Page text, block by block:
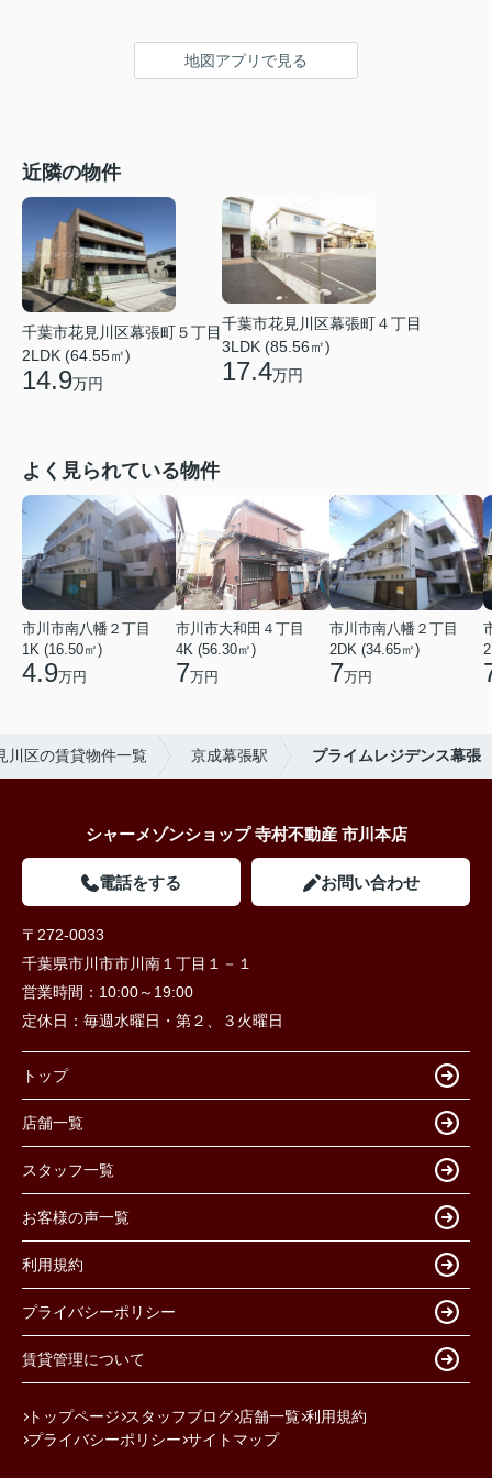
地図アプリで見る
近隣の物件
千葉市花見川区幕張町５丁目
2LDK (64.55㎡)
14.9万円
千葉市花見川区幕張町４丁目
3LDK (85.56㎡)
17.4万円
よく見られている物件
市川市南八幡２丁目
1K (16.50㎡)
4.9万円
市川市大和田４丁目
4K (56.30㎡)
7万円
市川市南八幡２丁目
2DK (34.65㎡)
7万円
川区の賃貸物件一覧 京成幕張駅 プライムレジデンス幕張
シャーメゾンショップ 寺村不動産 市川本店
電話をする お問い合わせ
〒272-0033
千葉県市川市市川南１丁目１－１
営業時間： 10:00～19:00
定休日： 毎週水曜日・第２、３火曜日
トップ
店舗一覧
スタッフ一覧
お客様の声一覧
利用規約
プライバシーポリシー
賃貸管理について
トップページ スタッフブログ 店舗一覧 利用規約
プライバシーポリシー サイトマップ